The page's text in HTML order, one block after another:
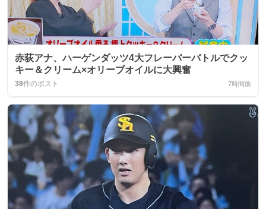
赤荻アナ、ハーゲンダッツ4大フレーバーバトルでクッ
キー＆クリーム×オリーブオイルに大興奮
38件のポスト 7時間前